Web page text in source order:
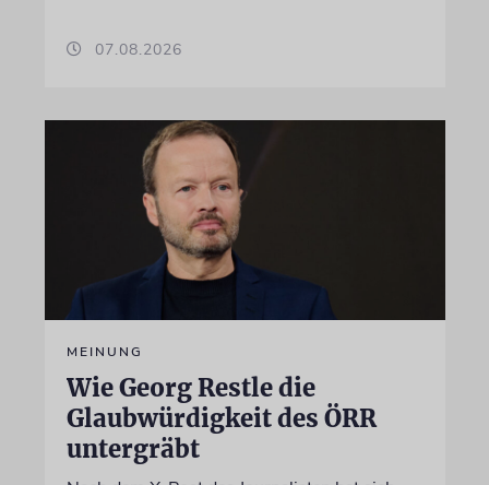
07.08.2026
MEINUNG
Wie Georg Restle die
Glaubwürdigkeit des ÖRR
untergräbt